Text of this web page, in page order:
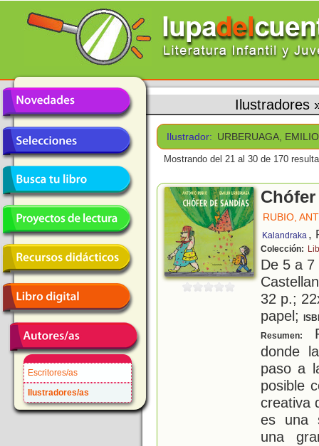
Escritores/as
Ilustradores/as
Ilustradores
Ilustrador: URBERUAGA, EMILIO
Mostrando del 21 al 30 de 170
RUBIO,
Kalandraka ,
Colección:
De 5 a
32 p.;
papel;
Resumen:
donde
paso a
posible
creativa
es una
una